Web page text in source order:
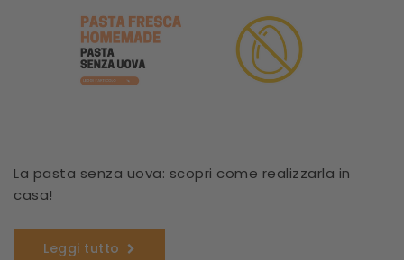
La pasta senza uova: scopri come realizzarla in
casa!
Leggi tutto